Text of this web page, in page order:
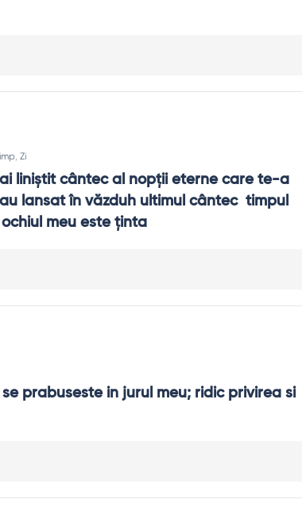
,Zi
liniştit cântec al nopţii eterne care te-a
lansat în văzduh ultimul cântec  timpul
meu este ţinta
prabuseste in jurul meu; ridic privirea si